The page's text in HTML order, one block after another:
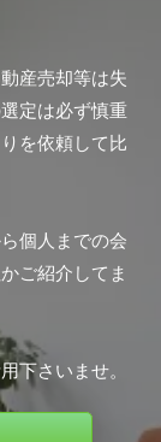
産売却等は失
定は必ず慎重
を依頼して比
個人までの会
ご紹介してま
下さいませ。